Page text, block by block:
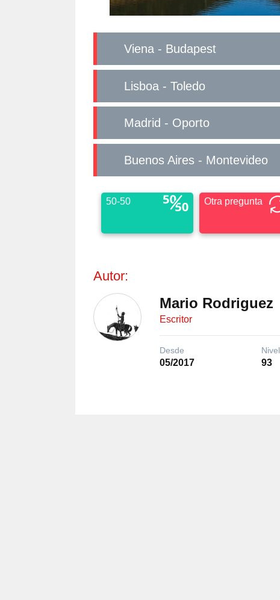
Viena - Budapest
Lisboa - Toledo
Madrid - Oporto
Buenos Aires - Montevideo
50-50 Otra pregunta
Autor:
Mario Rodriguez
Escritor
Desde
05/2017
Nivel
93